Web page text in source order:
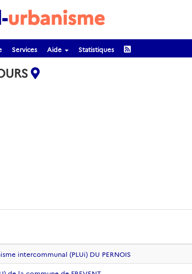
Services Aide Statistiques
intercommunal (PLUi) DU PERNOIS